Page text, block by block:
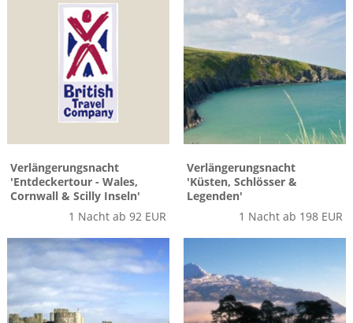
Verlängerungsnacht
'Entdeckertour - Wales,
Cornwall & Scilly Inseln'
1 Nacht ab 92 EUR
Verlängerungsnacht
'Küsten, Schlösser &
Legenden'
1 Nacht ab 198 EUR